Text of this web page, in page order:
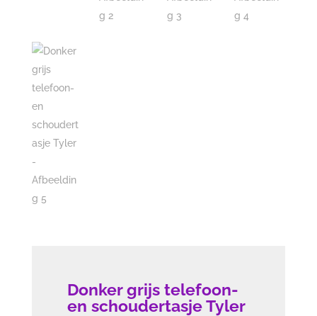
Donker grijs telefoon-
en schoudertasje Tyler